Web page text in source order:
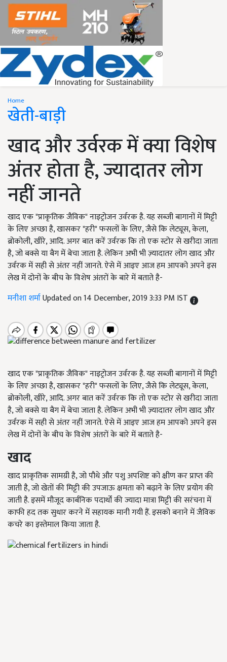
Home
खेती-बाड़ी
खाद और उर्वरक में क्या विशेष
अंतर होता है, ज्यादातर लोग
नहीं जानते
खाद एक "प्राकृतिक जैविक" नाइट्रोजन उर्वरक है. यह सब्जी बागानों में मिट्टी
के लिए अच्छा है, खासकर "हरी" फसलों के लिए, जैसे कि लेट्यूस, केला,
ब्रोकोली, खीरे, आदि. अगर बात करें उर्वरक कि तो एक स्टोर से खरीदा जाता
है, जो बक्से या बैग में बेचा जाता है. लेकिन अभी भी ज़्यादातर लोग खाद और
उर्वरक में सही से अंतर नहीं जानते. ऐसे में आइए आज हम आपको अपने इस
लेख में दोनों के बीच के विशेष अंतरों के बारे में बताते है-
मनीशा शर्माUpdated on 14 December, 2019 3:33 PM IST
खाद एक "प्राकृतिक जैविक" नाइट्रोजन उर्वरक है. यह सब्जी बागानों में मिट्टी
के लिए अच्छा है, खासकर "हरी" फसलों के लिए, जैसे कि लेट्यूस, केला,
ब्रोकोली, खीरे, आदि. अगर बात करें उर्वरक कि तो एक स्टोर से खरीदा जाता
है, जो बक्से या बैग में बेचा जाता है. लेकिन अभी भी ज़्यादातर लोग खाद और
उर्वरक में सही से अंतर नहीं जानते. ऐसे में आइए आज हम आपको अपने इस
लेख में दोनों के बीच के विशेष अंतरों के बारे में बताते है-
खाद
खाद प्राकृतिक सामग्री है, जो पौधे और पशु अपशिष्ट को क्षीण कर प्राप्त की
जाती है, जो खेतों की मिट्टी की उपजाऊ क्षमता को बढ़ाने के लिए प्रयोग की
जाती है. इसमें मौजूद कार्बनिक पदार्थों की ज्यादा मात्रा मिट्टी की सरंचना में
काफी हद तक सुधार करने में सहायक मानी गयी हैं. इसको बनाने में जैविक
कचरे का इस्तेमाल किया जाता है.